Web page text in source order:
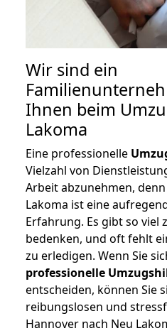
Wir sind ein
Ihnen beim
Lakoma
Eine professionelle
Vielzahl von
Arbeit abzunehmen,
Lakoma ist eine
Erfahrung. Es gibt so viel
bedenken, und oft fehlt
zu erledigen. Wenn Sie
professionelle
entscheiden, können Sie
reibungslosen und
Hannover nach Neu